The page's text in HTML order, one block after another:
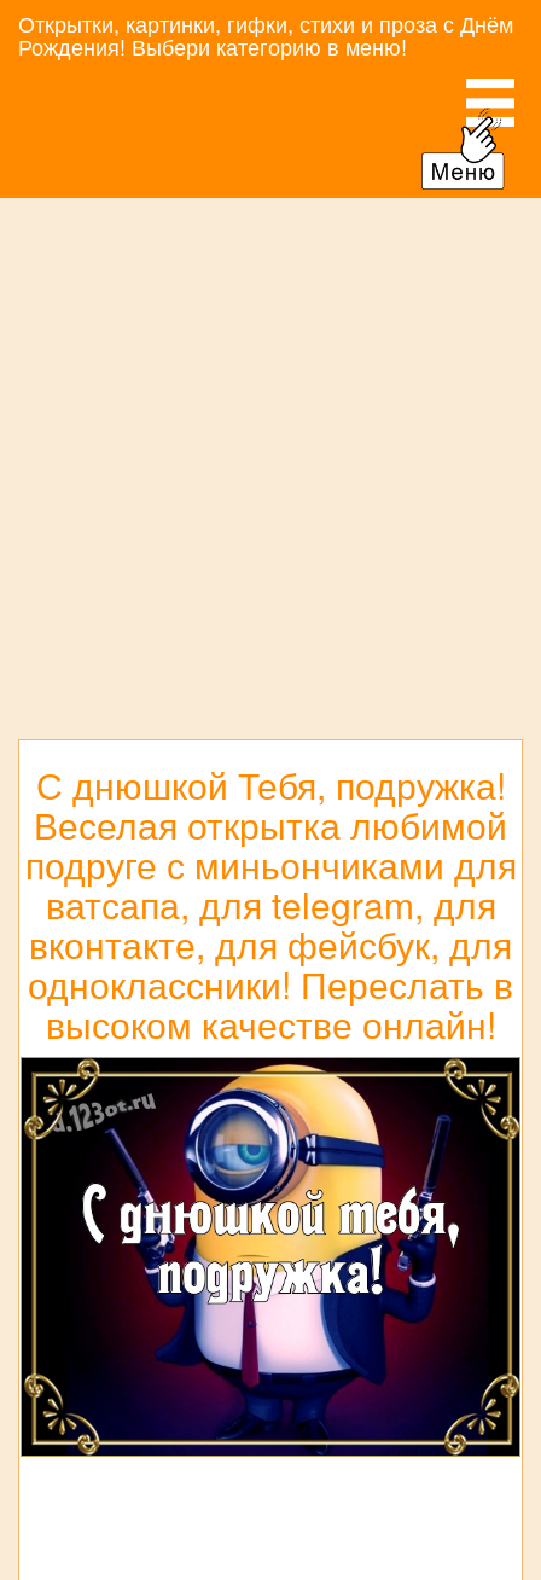
Открытки, картинки, гифки, стихи и проза с Днём
Рождения! Выбери категорию в меню!
С днюшкой Тебя, подружка!
Веселая открытка любимой
подруге с миньончиками для
ватсапа, для telegram, для
вконтакте, для фейсбук, для
одноклассники! Переслать в
высоком качестве онлайн!